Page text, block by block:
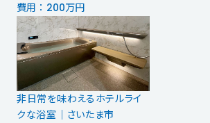
費用 ： 200万円
非日常を味わえるホテルライ
クな浴室｜さいたま市